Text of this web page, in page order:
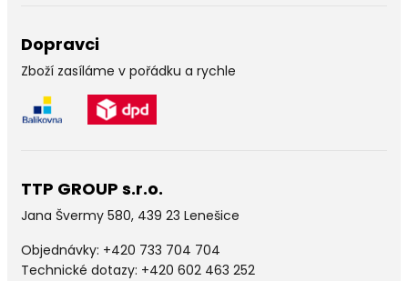
Dopravci
Zboží zasíláme v pořádku a rychle
TTP GROUP s.r.o.
Jana Švermy 580, 439 23 Lenešice
Objednávky: +420 733 704 704
Technické dotazy: +420 602 463 252